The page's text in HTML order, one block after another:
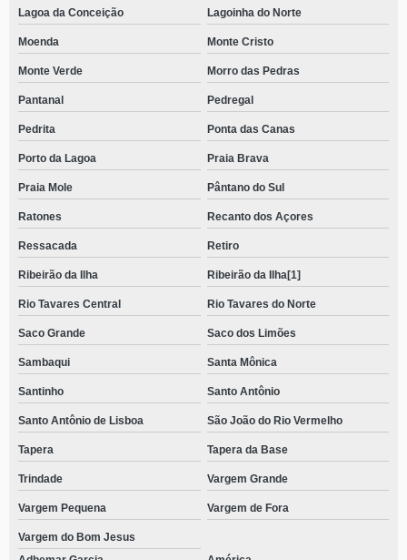
Lagoa da Conceição Lagoinha do Norte
Moenda Monte Cristo
Monte Verde Morro das Pedras
Pantanal Pedregal
Pedrita Ponta das Canas
Porto da Lagoa Praia Brava
Praia Mole Pântano do Sul
Ratones Recanto dos Açores
Ressacada Retiro
Ribeirão da Ilha Ribeirão da Ilha[1]
Rio Tavares Central Rio Tavares do Norte
Saco Grande Saco dos Limões
Sambaqui Santa Mônica
Santinho Santo Antônio
Santo Antônio de Lisboa São João do Rio Vermelho
Tapera Tapera da Base
Trindade Vargem Grande
Vargem Pequena Vargem de Fora
Vargem do Bom Jesus